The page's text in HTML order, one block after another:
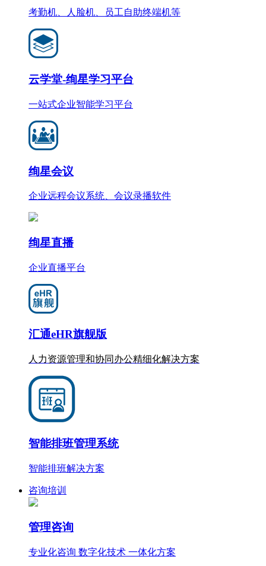
考勤机、人脸机、员工自助终端机等
云学堂-绚星学习平台
一站式企业智能学习平台
绚星会议
企业远程会议系统、会议录播软件
绚星直播
企业直播平台
汇通eHR旗舰版
人力资源管理和协同办公精细化解决方案
智能排班管理系统
智能排班解决方案
咨询培训
管理咨询
专业化咨询 数字化技术 一体化方案